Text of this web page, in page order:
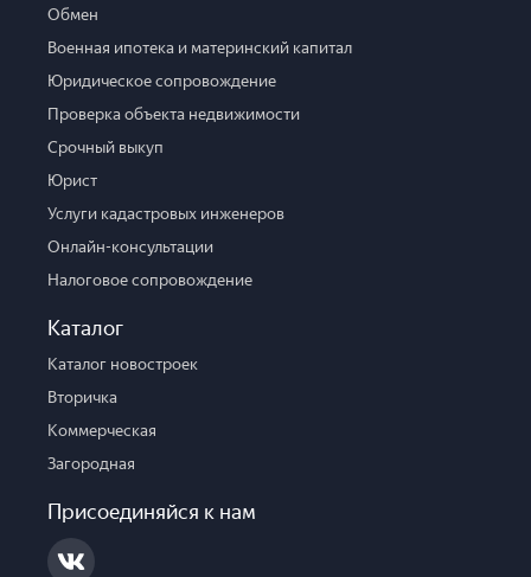
Обмен
Военная ипотека и материнский капитал
Юридическое сопровождение
Проверка объекта недвижимости
Срочный выкуп
Юрист
Услуги кадастровых инженеров
Онлайн-консультации
Налоговое сопровождение
Каталог
Каталог новостроек
Вторичка
Коммерческая
Загородная
Присоединяйся к нам